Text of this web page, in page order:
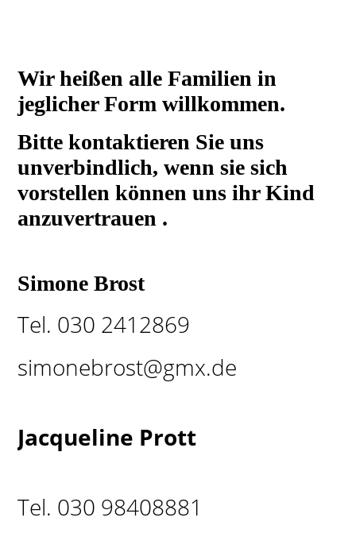
Wir heißen alle Familien in
jeglicher Form willkommen.
Bitte kontaktieren Sie uns
unverbindlich, wenn sie sich
vorstellen können uns ihr Kind
anzuvertrauen .
Simone Brost
Tel. 030 2412869
simonebrost@gmx.de
Jacqueline Prott
Tel. 030 98408881